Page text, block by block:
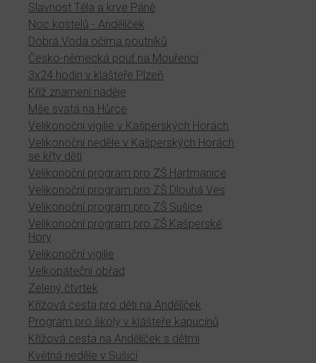
Slavnost Těla a krve Páně
Noc kostelů - Andělíček
Dobrá Voda očima poutníků
Česko-německá pouť na Mouřenci
3x24 hodin v klášteře Plzeň
Kříž znamení naděje
Mše svatá na Hůrce
Velikonoční vigilie v Kašperských Horách
Velikonoční neděle v Kašperských Horách
se křty dětí
Velikonoční program pro ZŠ Hartmanice
Velikonoční program pro ZŠ Dlouhá Ves
Velikonoční program pro ZŠ Sušice
Velikonoční program pro ZŠ Kašperské
Hory
Velikonoční vigilie
Velkopáteční obřad
Zelený čtvrtek
Křížová cesta pro děti na Andělíček
Program pro školy v klášteře kapucínů
Křížová cesta na Andělíček s dětmi
Květná neděle v Sušici